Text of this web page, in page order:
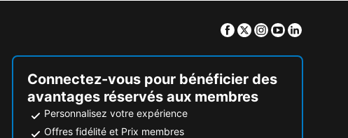
Facebook
TwitterInstagram
Youtube
Connectez-vous pour bénéficier des
avantages réservés aux membres
Personnalisez votre expérience
Offres fidélité et Prix membres